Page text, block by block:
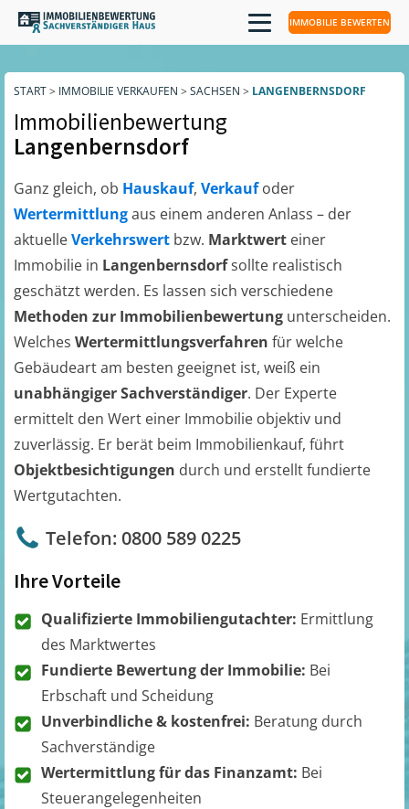
IMMOBILIE BEWERTEN
START> IMMOBILIE VERKAUFEN > SACHSEN > LANGENBERNSDORF
Immobilienbewertung
Langenbernsdorf
Ganz gleich, ob Hauskauf, Verkaufoder
Wertermittlungaus einem anderen Anlass – der
aktuelleVerkehrswert bzw. Marktwert einer
Immobilie in Langenbernsdorfsollte realistisch
geschätzt werden. Es lassen sich verschiedene
Methoden zur Immobilienbewertung unterscheiden.
Welches Wertermittlungsverfahren für welche
Gebäudeart am besten geeignet ist, weiß ein
unabhängiger Sachverständiger. Der Experte
ermittelt den Wert einer Immobilie objektiv und
zuverlässig. Er berät beim Immobilienkauf, führt
Objektbesichtigungen durch und erstellt fundierte
Wertgutachten.
Telefon: 0800 589 0225
Ihre Vorteile
Qualifizierte Immobiliengutachter: Ermittlung
des Marktwertes
Fundierte Bewertung der Immobilie: Bei
Erbschaft und Scheidung
Unverbindliche & kostenfrei: Beratung durch
Sachverständige
Wertermittlung für das Finanzamt: Bei
Steuerangelegenheiten